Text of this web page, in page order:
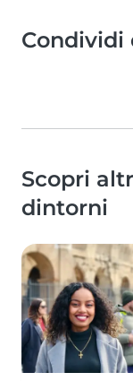
Condividi
Scopri
dintorni